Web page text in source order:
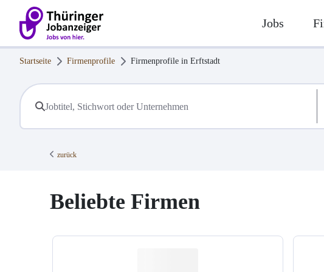
Jobs
Startseite Firmenprofile Firmenprofile in Erftstadt
zurück
Beliebte Firmen